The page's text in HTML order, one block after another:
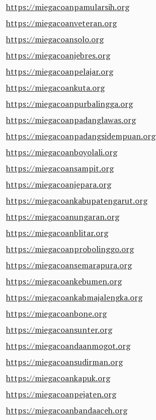
https://miegacoanpamularsih.org
https://miegacoanveteran.org
https://miegacoansolo.org
https://miegacoanjebres.org
https://miegacoanpelajar.org
https://miegacoankuta.org
https://miegacoanpurbalingga.org
https://miegacoanpadanglawas.org
https://miegacoanpadangsidempuan.org
https://miegacoanboyolali.org
https://miegacoansampit.org
https://miegacoanjepara.org
https://miegacoankabupatengarut.org
https://miegacoanungaran.org
https://miegacoanblitar.org
https://miegacoanprobolinggo.org
https://miegacoansemarapura.org
https://miegacoankebumen.org
https://miegacoankabmajalengka.org
https://miegacoanbone.org
https://miegacoansunter.org
https://miegacoandaanmogot.org
https://miegacoansudirman.org
https://miegacoankapuk.org
https://miegacoanpejaten.org
https://miegacoanbandaaceh.org